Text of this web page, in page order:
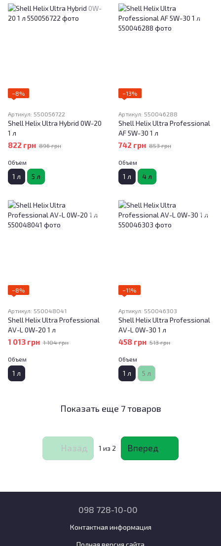
−8%
Артикул: 550056722
Shell Helix Ultra Hybrid 0W-20
1 л
822 грн 896 грн
Объем
1 л 5 л
−13%
Артикул: 550046288
Shell Helix Ultra Professional
AF 5W-30 1 л
742 грн 853 грн
Объем
1 л 4 л
−8%
Артикул: 550048041
Shell Helix Ultra Professional
AV-L 0W-20 1 л
1 013 грн 1 104 грн
Объем
1 л
−11%
Артикул: 550046303
Shell Helix Ultra Professional
AV-L 0W-30 1 л
458 грн 513 грн
Объем
1 л 5 л
Показать еще 7 товаров
Назад 1 из 2 Вперед
098 728-10-00
Контактная информация
Полная версия сайта